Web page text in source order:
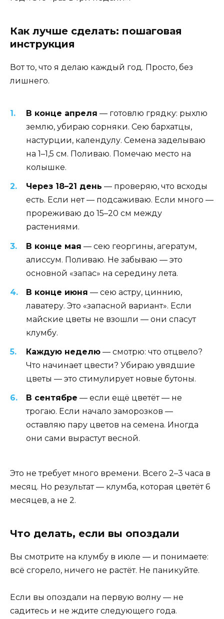
Как лучше сделать: пошаговая
инструкция
Вот то, что я делаю каждый год. Просто, без
лишнего.
В конце апреля — готовлю грядку: рыхлю
землю, убираю сорняки. Сею бархатцы,
настурции, календулу. Семена заделываю
на 1–1,5 см. Поливаю. Помечаю место на
колышке.
Через 18–21 день — проверяю, что всходы
есть. Если нет — подсаживаю. Если много —
прореживаю до 15–20 см между
растениями.
В конце мая — сею георгины, агератум,
алиссум. Поливаю. Не забываю — это
основной «запас» на середину лета.
В конце июня — сею астру, циннию,
лаватеру. Это «запасной вариант». Если
майские цветы не взошли — они спасут
клумбу.
Каждую неделю — смотрю: что отцвело?
Что начинает цвести? Убираю увядшие
цветы — это стимулирует новые бутоны.
В сентябре — если ещё цветёт — не
трогаю. Если начало заморозков —
оставляю пару цветов на семена. Иногда
они сами вырастут весной.
Это не требует много времени. Всего 2–3 часа в
месяц. Но результат — клумба, которая цветёт 6
месяцев, а не 2.
Что делать, если вы опоздали
Вы смотрите на клумбу в июле — и понимаете:
всё сгорело, ничего не растёт. Не паникуйте.
Если вы опоздали на первую волну — не
садитесь и не ждите следующего года.